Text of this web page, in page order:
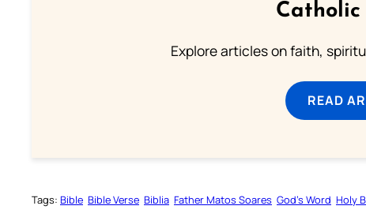
Explore articles on faith,
READ
Tags: Bible Bible Verse Biblia Father Matos Soares God’s Word Holy